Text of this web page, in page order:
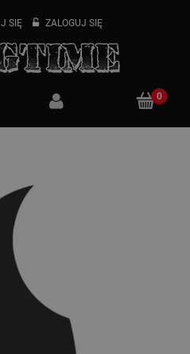
SIĘ ZALOGUJ SIĘ